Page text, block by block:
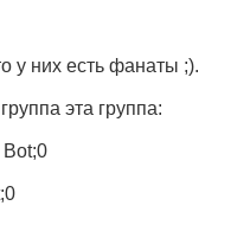
у них есть фанаты ;).
эта группа: